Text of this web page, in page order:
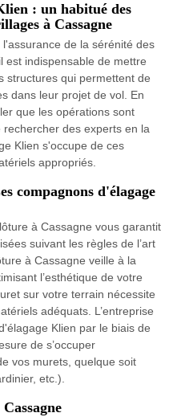
: un habitué des
à Cassagne
de la sérénité des
est indispensable de mettre
structures qui permettent de
dans leur projet de vol. En
que les opérations sont
des experts en la
Klien s'occupe de ces
appropriés.
compagnons d'élagage
à Cassagne vous garantit
suivant les règles de l’art
à Cassagne veille à la
l’esthétique de votre
sur votre terrain nécessite
adéquats. L’entreprise
Klien par le biais de
de s’occuper
vos murets, quelque soit
etc.).